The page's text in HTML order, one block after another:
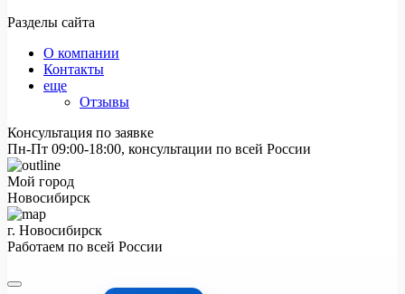
Разделы сайта
О компании
Контакты
еще
Отзывы
Консультация по заявке
Пн-Пт 09:00-18:00, консультации по всей России
Мой город
Новосибирск
г. Новосибирск
Работаем по всей России